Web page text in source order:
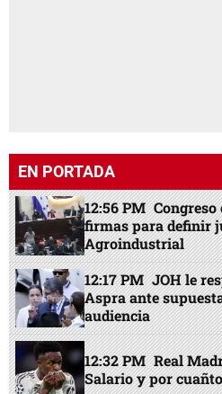
EN PORTADA
12:56 PM
firmas para definir
Agroindustrial
12:17 PM JOH le
Aspra ante
audiencia
12:32 PM Real
Salario y por